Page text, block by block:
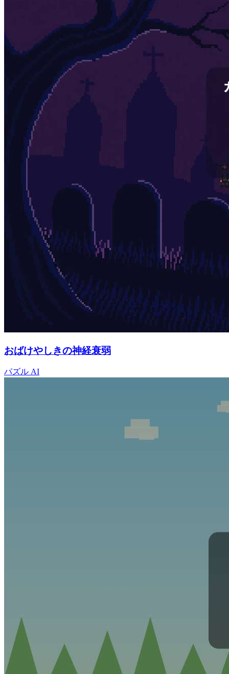
おばけやしきの神経衰弱
パズル AI